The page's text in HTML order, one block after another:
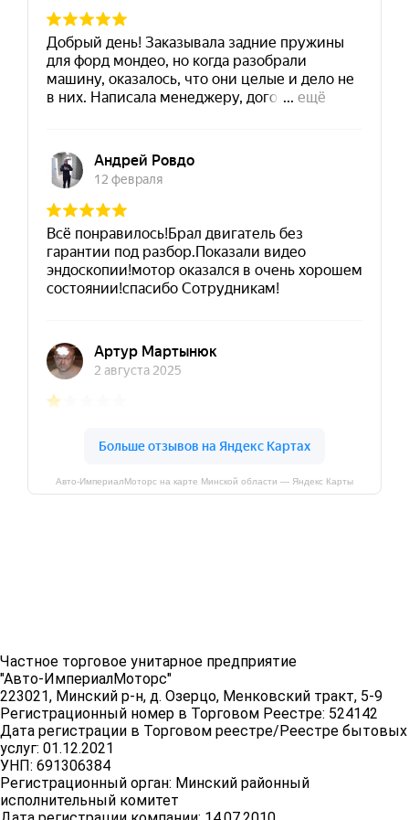
Авто-ИмпериалМоторс на карте Минской области — Яндекс Карты
Частное торговое унитарное предприятие
"Авто-ИмпериалМоторс"
223021, Минский р-н, д. Озерцо, Менковский тракт, 5-9
Регистрационный номер в Торговом Реестре: 524142
Дата регистрации в Торговом реестре/Реестре бытовых
услуг: 01.12.2021
УНП: 691306384
Регистрационный орган: Минский районный
исполнительный комитет